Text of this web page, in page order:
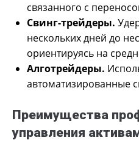
связанного с
Свинг-трейдеры.
нескольких дней до
ориентируясь на
Алготрейдеры.
автоматизированные
Преимущества
управления